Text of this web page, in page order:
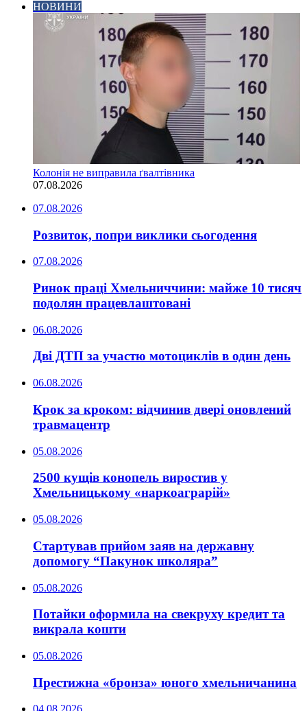
НОВИНИ
Колонія не виправила ґвалтівника
07.08.2026
07.08.2026
Розвиток, попри виклики сьогодення
07.08.2026
Ринок праці Хмельниччини: майже 10 тисяч
подолян працевлаштовані
06.08.2026
Дві ДТП за участю мотоциклів в один день
06.08.2026
Крок за кроком: відчинив двері оновлений
травмацентр
05.08.2026
2500 кущів конопель виростив у
Хмельницькому «наркоаграрій»
05.08.2026
Стартував прийом заяв на державну
допомогу “Пакунок школяра”
05.08.2026
Потайки оформила на свекруху кредит та
викрала кошти
05.08.2026
Престижна «бронза» юного хмельничанина